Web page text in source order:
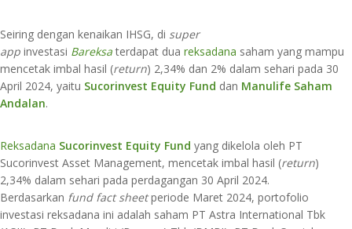
Seiring dengan kenaikan IHSG, di super
app investasi Bareksa terdapat dua reksadana saham yang mampu
mencetak imbal hasil (return) 2,34% dan 2% dalam sehari pada 30
April 2024, yaitu Sucorinvest Equity Fund dan Manulife Saham
Andalan.
Reksadana Sucorinvest Equity Fund yang dikelola oleh PT
Sucorinvest Asset Management, mencetak imbal hasil (return)
2,34% dalam sehari pada perdagangan 30 April 2024.
Berdasarkan fund fact sheetperiode Maret 2024, portofolio
investasi reksadana ini adalah saham PT Astra International Tbk